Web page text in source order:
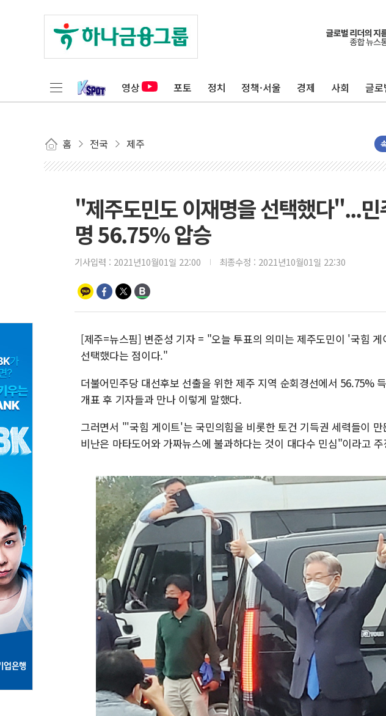
영상 포토 정치 정책·서울 경제 사회 글로
홈 전국 제주
"제주도민도 이재명을 선택했다"...민
명 56.75% 압승
기사입력 : 2021년10월01일 22:00 최종수정 : 2021년10월01일 22:30
[제주=뉴스핌] 변준성 기자 = "오늘 투표의 의미는 제주도민이 '국힘
선택했다는 점이다."
더불어민주당 대선후보 선출을 위한 제주 지역 순회경선에서 56.75%
개표 후 기자들과 만나 이렇게 말했다.
그러면서 "'국힘 게이트'는 국민의힘을 비롯한 토건 기득권 세력들이
비난은 마타도어와 가짜뉴스에 불과하다는 것이 대다수 민심"이라고